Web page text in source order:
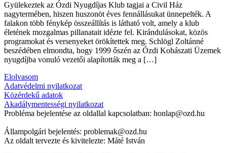
Gyülekeztek az Ózdi Nyugdíjas Klub tagjai a Civil Ház
nagytermében, hiszen huszonöt éves fennállásukat ünnepelték. A
falakon több fénykép összeállítás is látható volt, amely a klub
életének mozgalmas pillanatait idézte fel. Kirándulásokat, közös
programokat és versenyeket örökítettek meg. Schlögl Zoltánné
beszédében elmondta, hogy 1999 őszén az Ózdi Kohászati Üzemek
nyugdíjba vonuló vezetői alapították meg a […]
Elolvasom
Adatvédelmi nyilatkozat
Közérdekű adatok
Akadálymentességi nyilatkozat
Probléma bejelentése az oldallal kapcsolatban: honlap@ozd.hu
Állampolgári bejelentés: problemak@ozd.hu
Az oldalt tervezte és kivitelezte: Máté István